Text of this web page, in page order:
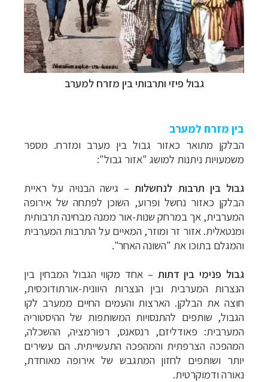
גבול פיזי ותרבותי בין מזרח למערב
בין מזרח למערב
הבלקן מתואר כאזור גבול בין מערב ומזרח. מספר
משמעויות ניתנות למושג "אזור גבול":
גבול בין תרבות לנחשלות – גישה הבנויה על ראיית
הבלקן כאזור נחשל ופרוע, השוכן לפתחה של אירופה
המערבית, אך במרחק שנות-אור ממנה מבחינה תרבותית
ומנטאלית. אזור זר ומוזר, המאיים על התרבות המערבית
והמגלם בתוכו את "השונה האחר".
גבול פנימי בין דתות – אחד מקווי הגבול המבחין בין
הנצרות המערבית ובין הנצרות היוונית-אורתודוכסית,
חוצה את הבלקן. הארצות והעמים החיים ממערב לקו
הגבול, שותפים להתנסויות המשותפות של ההיסטוריה
המערבית: פאודליזם, רנסאנס, רפורמציה, ההשכלה,
המהפכה הצרפתית והמהפכה התעשייתית. הם עשירים
יותר ושותפים לחזון המתגבש של אירופה מאוחדת,
נאורה ודמוקרטית.